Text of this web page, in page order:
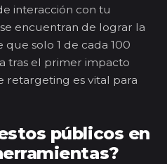
interacción con tu
encuentran de lograr la
que solo 1 de cada 100
tras el primer impacto
retargeting es vital para
públicos en